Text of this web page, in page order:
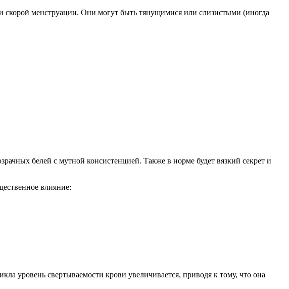
менструации. Они могут быть тянущимися или слизистыми (иногда
белей с мутной консистенцией. Также в норме будет вязкий секрет и
влияние:
уровень свертываемости крови увеличивается, приводя к тому, что она